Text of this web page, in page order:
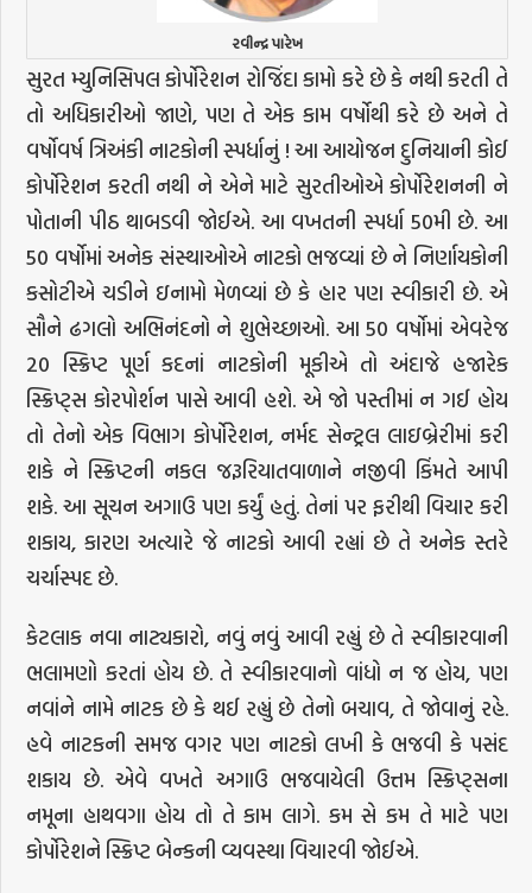
રવીન્દ્ર પારેખ
સુરત મ્યુનિસિપલ કોર્પોરેશન રોજિંદા કામો કરે છે કે નથી કરતી તે
તો અધિકારીઓ જાણે, પણ તે એક કામ વર્ષોથી કરે છે અને તે
વર્ષોવર્ષ ત્રિઅંકી નાટકોની સ્પર્ધાનું ! આ આયોજન દુનિયાની કોઈ
કોર્પોરેશન કરતી નથી ને એને માટે સુરતીઓએ કોર્પોરેશનની ને
પોતાની પીઠ થાબડવી જોઈએ. આ વખતની સ્પર્ધા 50મી છે. આ
50 વર્ષોમાં અનેક સંસ્થાઓએ નાટકો ભજવ્યાં છે ને નિર્ણાયકોની
કસોટીએ ચડીને ઇનામો મેળવ્યાં છે કે હાર પણ સ્વીકારી છે. એ
સૌને ઢગલો અભિનંદનો ને શુભેચ્છાઓ. આ 50 વર્ષોમાં એવરેજ
20 સ્ક્રિપ્ટ પૂર્ણ કદનાં નાટકોની મૂકીએ તો અંદાજે હજારેક
સ્ક્રિપ્ટ્સ કોરપોર્શન પાસે આવી હશે. એ જો પસ્તીમાં ન ગઈ હોય
તો તેનો એક વિભાગ કોર્પોરેશન, નર્મદ સેન્ટ્રલ લાઇબ્રેરીમાં કરી
શકે ને સ્ક્રિપ્ટની નકલ જરૂરિયાતવાળાને નજીવી કિંમતે આપી
શકે. આ સૂચન અગાઉ પણ કર્યું હતું. તેનાં પર ફરીથી વિચાર કરી
શકાય, કારણ અત્યારે જે નાટકો આવી રહ્યાં છે તે અનેક સ્તરે
ચર્ચાસ્પદ છે.
કેટલાક નવા નાટ્યકારો, નવું નવું આવી રહ્યું છે તે સ્વીકારવાની
ભલામણો કરતાં હોય છે. તે સ્વીકારવાનો વાંધો ન જ હોય, પણ
નવાંને નામે નાટક છે કે થઈ રહ્યું છે તેનો બચાવ, તે જોવાનું રહે.
હવે નાટકની સમજ વગર પણ નાટકો લખી કે ભજવી કે પસંદ
શકાય છે. એવે વખતે અગાઉ ભજવાયેલી ઉત્તમ સ્ક્રિપ્ટ્સના
નમૂના હાથવગા હોય તો તે કામ લાગે. કમ સે કમ તે માટે પણ
કોર્પોરેશને સ્ક્રિપ્ટ બેન્કની વ્યવસ્થા વિચારવી જોઈએ.